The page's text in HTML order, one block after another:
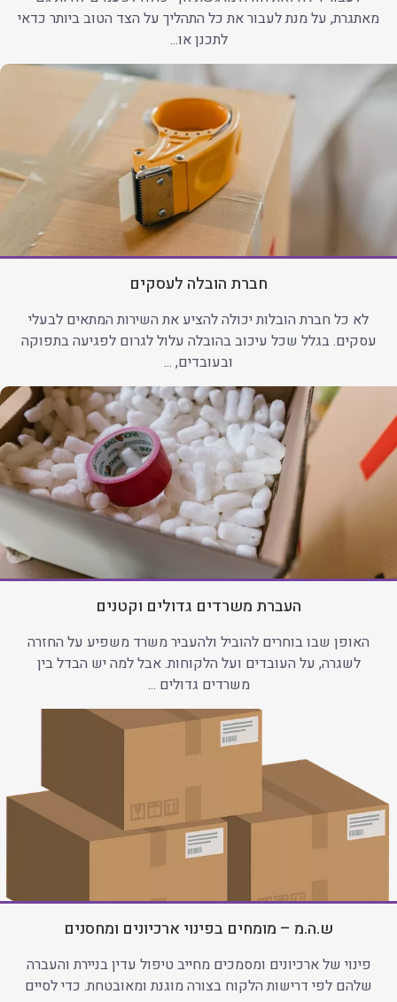
מאתגרת, על מנת לעבור את כל התהליך על הצד הטוב ביותר כדאי
לתכנן או...
חברת הובלה לעסקים
לא כל חברת הובלות יכולה להציע את השירות המתאים לבעלי
עסקים. בגלל שכל עיכוב בהובלה עלול לגרום לפגיעה בתפוקה
ובעובדים, ...
העברת משרדים גדולים וקטנים
האופן שבו בוחרים להוביל ולהעביר משרד משפיע על החזרה
לשגרה, על העובדים ועל הלקוחות. אבל למה יש הבדל בין
משרדים גדולים ...
ש.ה.מ – מומחים בפינוי ארכיונים ומחסנים
פינוי של ארכיונים ומסמכים מחייב טיפול עדין בניירת והעברה
שלהם לפי דרישות הלקוח בצורה מוגנת ומאובטחת. כדי לסיים